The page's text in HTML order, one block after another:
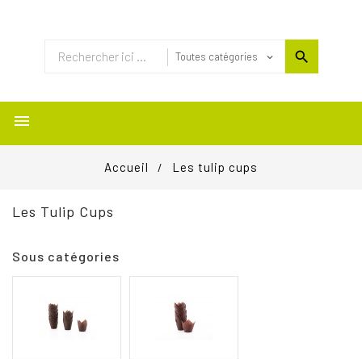

Accueil Les tulip cups
Les Tulip Cups
Sous catégories